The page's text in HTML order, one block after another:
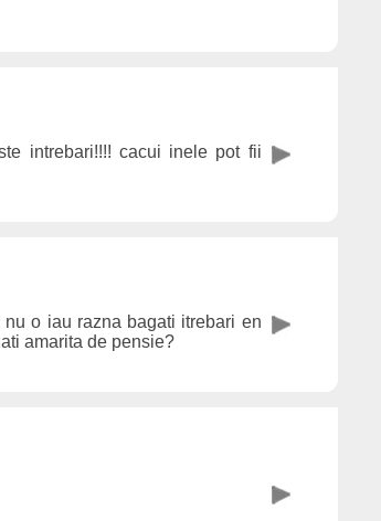
intrebari!!!! cacui inele pot fii
o iau razna bagati itrebari en
amarita de pensie?